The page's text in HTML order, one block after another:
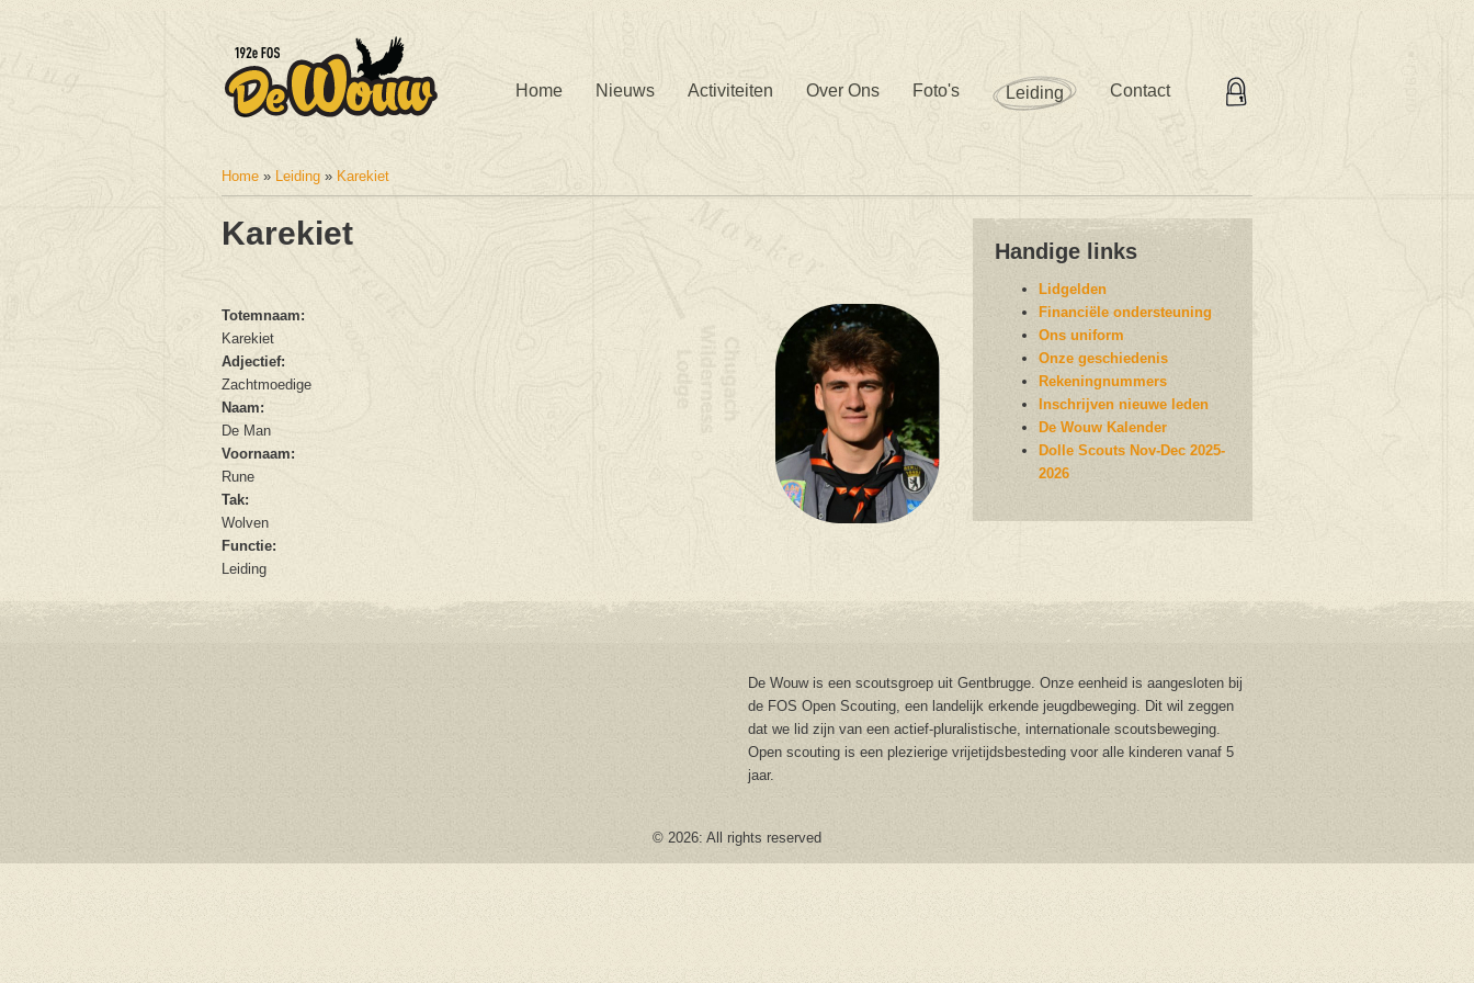
Home Nieuws Activiteiten Over Ons Foto's Leiding Contact
U bent hier
Home » Leiding » Karekiet
Karekiet
Totemnaam:
Karekiet
Adjectief:
Zachtmoedige
Naam:
De Man
Voornaam:
Rune
Tak:
Wolven
Functie:
Leiding
Handige links
Lidgelden
Financiële ondersteuning
Ons uniform
Onze geschiedenis
Rekeningnummers
Inschrijven nieuwe leden
De Wouw Kalender
Dolle Scouts Nov-Dec 2025-
2026
De Wouw is een scoutsgroep uit Gentbrugge. Onze eenheid is aangesloten bij
de FOS Open Scouting, een landelijk erkende jeugdbeweging. Dit wil zeggen
dat we lid zijn van een actief-pluralistische, internationale scoutsbeweging.
Open scouting is een plezierige vrijetijdsbesteding voor alle kinderen vanaf 5
jaar.
© 2026: All rights reserved